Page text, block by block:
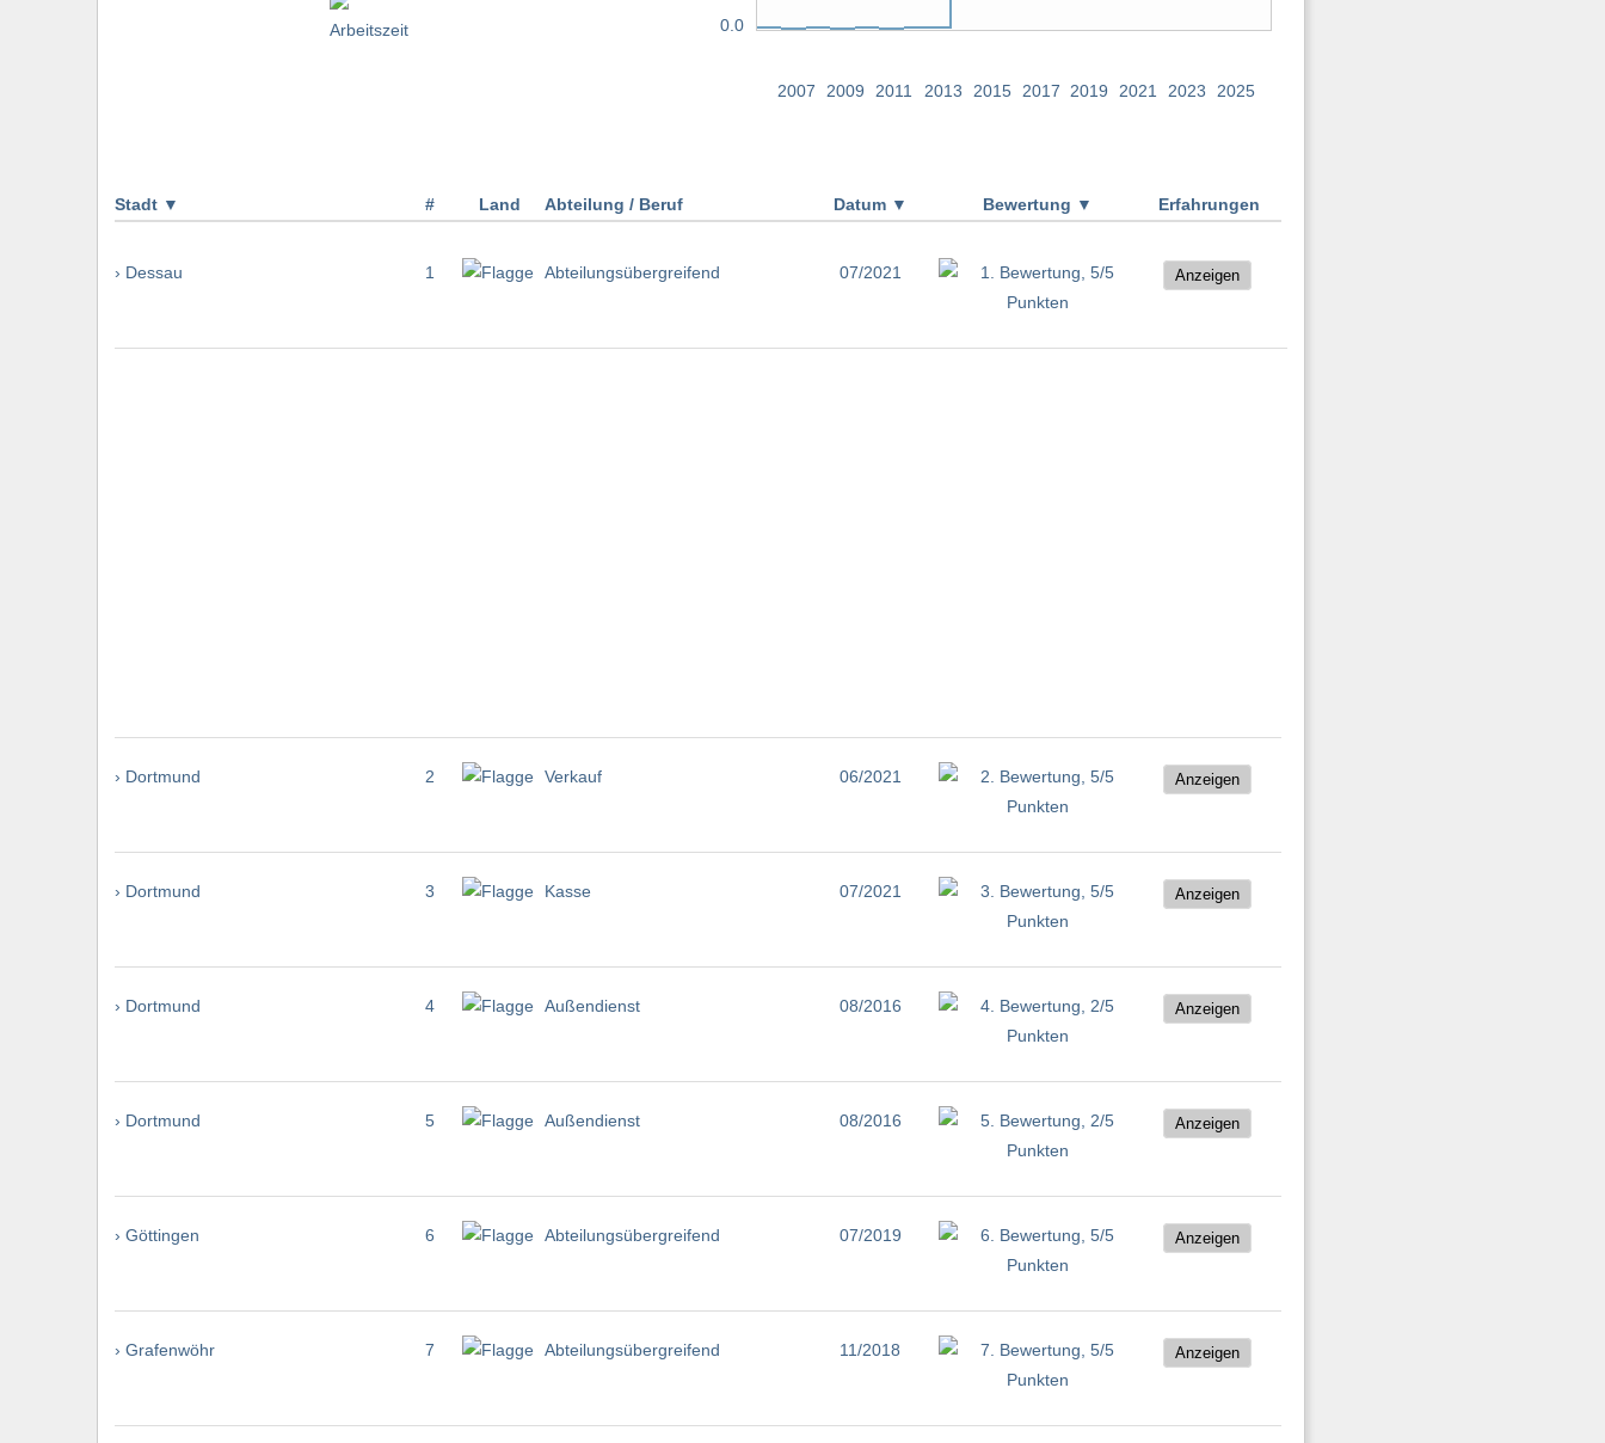
0.0
2007 2009 2011 2013 2015 2017 2019 2021 2023 2025
Stadt ▼ # Land Abteilung / Beruf Datum ▼ Bewertung ▼ Erfahrungen
› Dessau 1 Abteilungsübergreifend 07/2021 Anzeigen
› Dortmund 2 Verkauf 06/2021 Anzeigen
› Dortmund 3 Kasse 07/2021 Anzeigen
› Dortmund 4 Außendienst 08/2016 Anzeigen
› Dortmund 5 Außendienst 08/2016 Anzeigen
› Göttingen 6 Abteilungsübergreifend 07/2019 Anzeigen
› Grafenwöhr 7 Abteilungsübergreifend 11/2018 Anzeigen